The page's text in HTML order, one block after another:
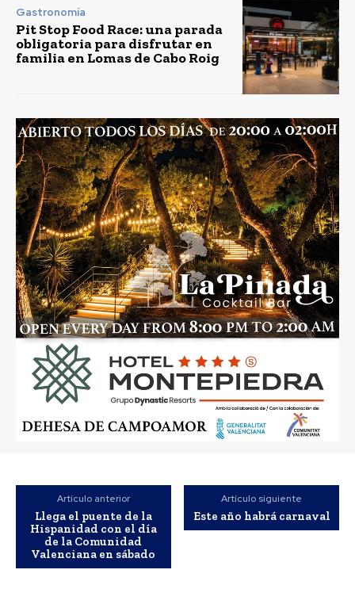
Gastronomía
Pit Stop Food Race: una parada
obligatoria para disfrutar en
familia en Lomas de Cabo Roig
Artículo anterior
Llega el puente de la
Hispanidad con el día
de la Comunidad
Valenciana en sábado
Artículo siguiente
Este año habrá carnaval